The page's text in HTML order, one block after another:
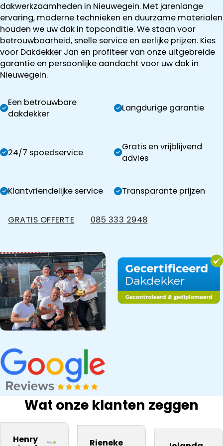
dakwerkzaamheden in Nieuwegein. Met jarenlange
ervaring, moderne technieken en duurzame materialen
houden we uw dak in topconditie. We staan voor
betrouwbaarheid, snelle service en eerlijke prijzen. Kies
voor Dakdekker Jan en profiteer van onze uitgebreide
garantie en persoonlijke aandacht voor uw dak in
Nieuwegein.
Een betrouwbare
dakdekker
Langdurige garantie
24/7 spoedservice
Gratis en vrijblijvend
advies
Klantvriendelijke service Transparante prijzen
GRATIS OFFERTE 085 333 2948
Wat onze klanten zeggen
Henry
bedrijf na onze
Snel gewerkt.
Rieneke
materiaal.
inspectie,